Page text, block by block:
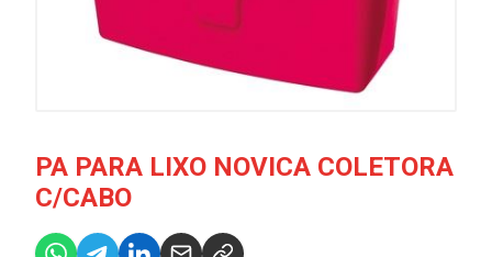
PA PARA LIXO NOVICA COLETORA
C/CABO